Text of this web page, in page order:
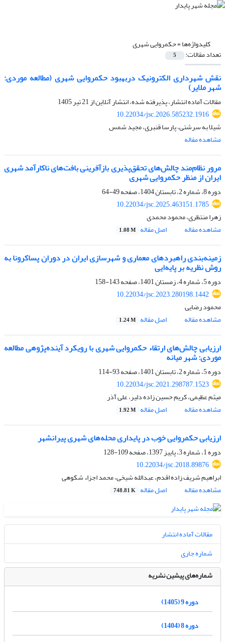
کلیدواژه‌ها =حکمروایی شهری
تعداد مقالات: 5
نقش شهرداری الکترونیک دربهبود حکمروایی شهری (مطالعه موردی:
شهر ملایر)
مقالات آماده انتشار، پذیرفته شده، انتشار آنلاین از21 تیر 1405
10.22034/jsc.2026.585232.1916
شیلا به سرشتی، پارسا قنبری، مجید شمس
مشاهده مقاله
مرور نظام‌مند چالش‌های تحقق‌پذیری بازآفرینی بافت‌های ناکارآمد شهری
ایران از منظر حکمروایی شهری
دوره 8، شماره 2، تابستان 1404، صفحه
49-64
10.22034/jsc.2025.463151.1785
زهرا منتظری، محمود محمدی
مشاهده مقاله
اصل مقاله 1.08 M
زمینه‌بندی راهبردهای معماری و شهرسازی ایران در دوران پساکرونا به
روش نظریه بر پایه‌ایی
دوره 5، شماره 4، زمستان 1401، صفحه
143-158
10.22034/jsc.2023.280198.1442
محمود رضایی
مشاهده مقاله
اصل مقاله 1.24 M
ارزیابی چالش‌های ارتقاء حکمروایی شهری با رویکرد آینده‌پژوهی مطالعه
موردی: شهر میانه
دوره 5، شماره 2، تابستان 1401، صفحه
93-114
10.22034/jsc.2021.298787.1523
میثم عظیمی، کریم حسین زاده دلیر، علی آذر
مشاهده مقاله
اصل مقاله 1.92 M
ارزیابی حکمروایی خوب در پایداری محله‌های شهری پیرانشهر
دوره 1، شماره 3، پاییز 1397، صفحه
109-128
10.22034/jsc.2018.89876
ابراهیم شریف زاده اقدم، عبدالله شیخی، محمد اجزاء شکوهی
مشاهده مقاله
اصل مقاله 748.81 K
مقالات آماده انتشار
شماره جاری
شماره‌های پیشین نشریه
دوره 9 (1405)
دوره 8 (1404)